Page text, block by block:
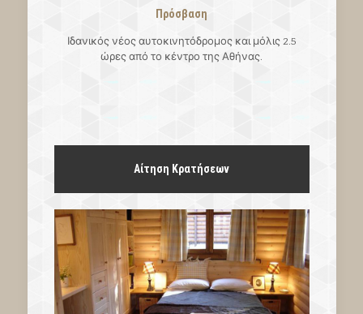
Πρόσβαση
Ιδανικός νέος αυτοκινητόδρομος και μόλις 2.5
ώρες από το κέντρο της Αθήνας.
Αίτηση Κρατήσεων